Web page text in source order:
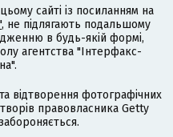
сайті із посиланням на
, не підлягають подальшому
в будь-якій формі,
агентства "Інтерфакс-
відтворення фотографічних
правовласника Getty